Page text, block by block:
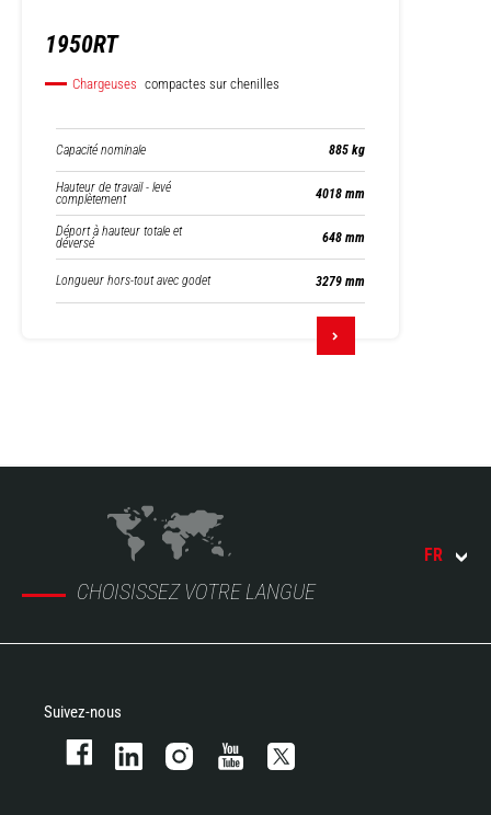
1950RT
Chargeuses compactes sur chenilles
Capacité nominale 885 kg
Hauteur de travail - levé
complètement 4018 mm
Déport à hauteur totale et
déversé 648 mm
Longueur hors-tout avec godet 3279 mm
CHOISISSEZ VOTRE LANGUE
FR
Suivez-nous